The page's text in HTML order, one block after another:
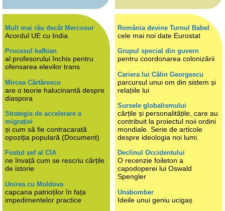
Mult mai rău decât Mercosur
Acordul UE cu India
Procesul kafkian
al profesorului închis pentru
ofensarea elevilor trans
Mircea Cărtărescu
are o teorie halucinantă despre
diaspora
Strategia de accelerare a
migrației
și cum să fie contracarată
opoziția populară (Document)
Fostul șef al CIA
ne învață cum se rescriu cărțile
de istorie
Unirea cu Moldova
capcana patrioților în fața
impedimentelor practice
România devine Turnul Babel
cele mai noi date Eurostat
Grupul special din guvern
pentru coordonarea colonizării
Cariera lui Călin Georgescu
parcursul unui om din sistem și
relațiile lui
Sursele globalismului
cărțile și personalitățile, care au
contribuit la proiectul noii ordini
mondiale. Serie de articole
despre ideologia noi lumi.
Declinul Occidentului
O recenzie foileton a
capodoperei lui Oswald
Spengler
Unabomber
Ideile unui geniu ucigaș